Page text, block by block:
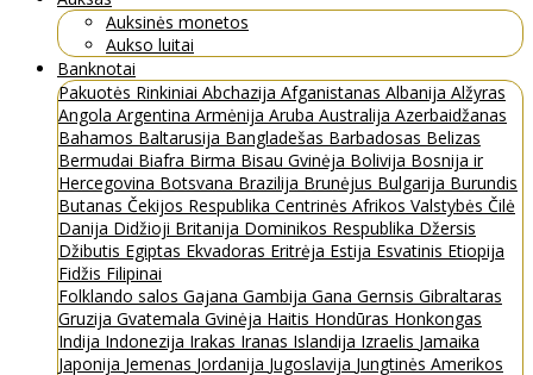
Auksinės monetos
Aukso luitai
Banknotai
Pakuotės Rinkiniai Abchazija Afganistanas Albanija Alžyras
Angola Argentina Armėnija Aruba Australija Azerbaidžanas
Bahamos Baltarusija Bangladešas Barbadosas Belizas
Bermudai Biafra Birma Bisau Gvinėja Bolivija Bosnija ir
Hercegovina Botsvana Brazilija Brunėjus Bulgarija Burundis
Butanas Čekijos Respublika Centrinės Afrikos Valstybės Čilė
Danija Didžioji Britanija Dominikos Respublika Džersis
Džibutis Egiptas Ekvadoras Eritrėja Estija Esvatinis Etiopija
Fidžis Filipinai
Folklando salos Gajana Gambija Gana Gernsis Gibraltaras
Gruzija Gvatemala Gvinėja Haitis Hondūras Honkongas
Indija Indonezija Irakas Iranas Islandija Izraelis Jamaika
Japonija Jemenas Jordanija Jugoslavija Jungtinės Amerikos